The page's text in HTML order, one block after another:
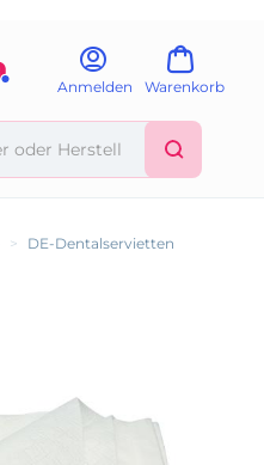
Anmelden Warenkorb
> DE-Dentalservietten